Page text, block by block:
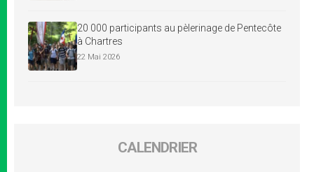
20 000 participants au pèlerinage de Pentecôte
à Chartres
22 Mai 2026
CALENDRIER